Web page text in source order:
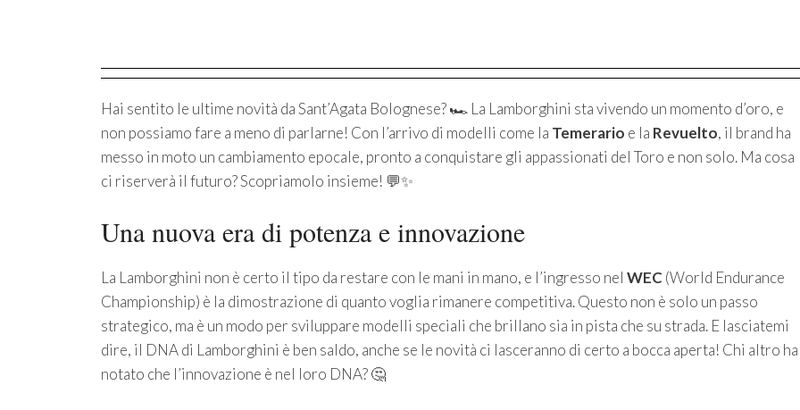
Hai sentito le ultime novità da Sant’Agata Bolognese? 🏎️ La Lamborghini sta vivendo un momento d’oro, e
non possiamo fare a meno di parlarne! Con l’arrivo di modelli come la Temerario e la Revuelto, il brand ha
messo in moto un cambiamento epocale, pronto a conquistare gli appassionati del Toro e non solo. Ma cosa
ci riserverà il futuro? Scopriamolo insieme! 💬✨
Una nuova era di potenza e innovazione
La Lamborghini non è certo il tipo da restare con le mani in mano, e l’ingresso nel WEC (World Endurance
Championship) è la dimostrazione di quanto voglia rimanere competitiva. Questo non è solo un passo
strategico, ma è un modo per sviluppare modelli speciali che brillano sia in pista che su strada. E lasciatemi
dire, il DNA di Lamborghini è ben saldo, anche se le novità ci lasceranno di certo a bocca aperta! Chi altro ha
notato che l’innovazione è nel loro DNA? 🤔